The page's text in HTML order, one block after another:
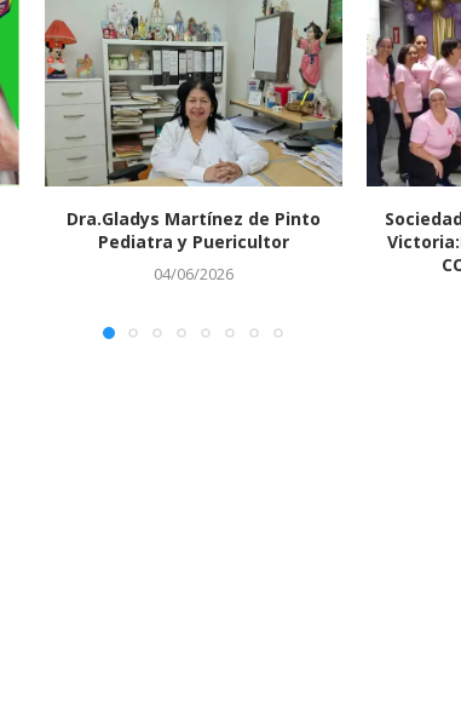
Dra.Gladys Martínez de Pinto
Pediatra y Puericultor
04/06/2026